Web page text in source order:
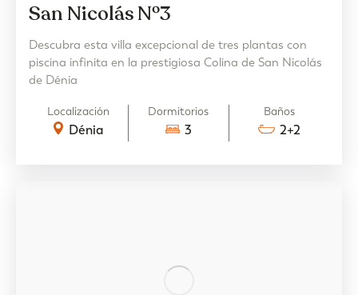
San Nicolás Nº3
Descubra esta villa excepcional de tres plantas con
piscina infinita en la prestigiosa Colina de San Nicolás
de Dénia
Localización
Dénia
Dormitorios
3
Baños
2+2